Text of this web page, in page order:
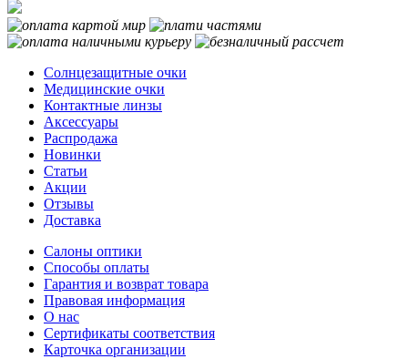
Солнцезащитные очки
Медицинские очки
Контактные линзы
Аксессуары
Распродажа
Новинки
Статьи
Акции
Отзывы
Доставка
Салоны оптики
Способы оплаты
Гарантия и возврат товара
Правовая информация
О нас
Сертификаты соответствия
Карточка организации